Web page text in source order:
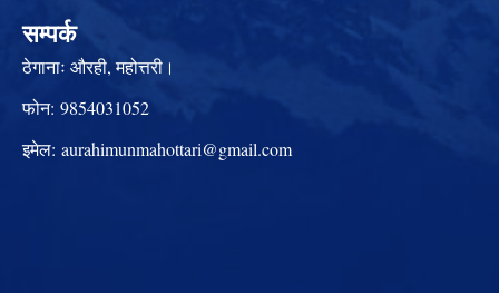
सम्पर्क
ठेगानाः औरही, महोत्तरी।
फोन: 9854031052
इमेल: aurahimunmahottari@gmail.com